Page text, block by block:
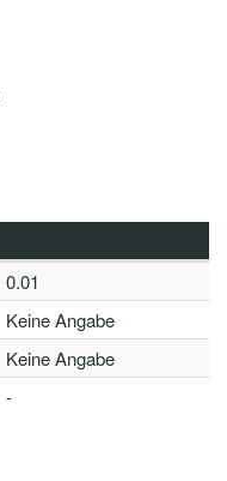
0.01
Keine Angabe
Keine Angabe
-